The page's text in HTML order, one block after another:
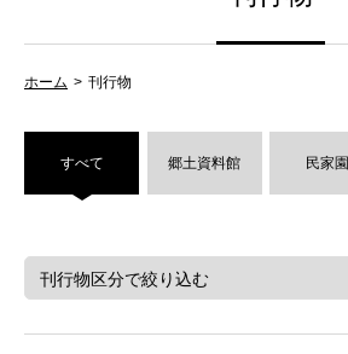
ホーム 刊行物
すべて 郷土資料館 民家園